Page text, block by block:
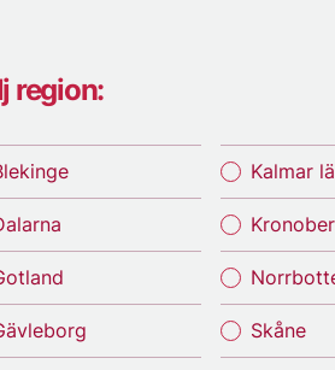
region:
Kalmar
Skåne